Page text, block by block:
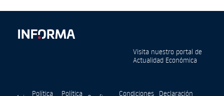
Visita nuestro portal de
Actualidad Económica
Política Política Condiciones Declaración